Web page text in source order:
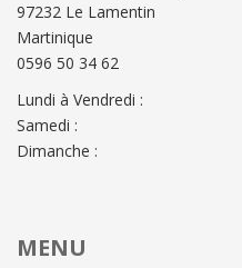
97232 Le Lamentin
Martinique
0596 50 34 62
Lundi à Vendredi :
Samedi :
Dimanche :
MENU